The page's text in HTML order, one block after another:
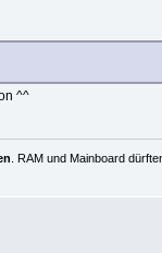
^^
. RAM und Mainboard